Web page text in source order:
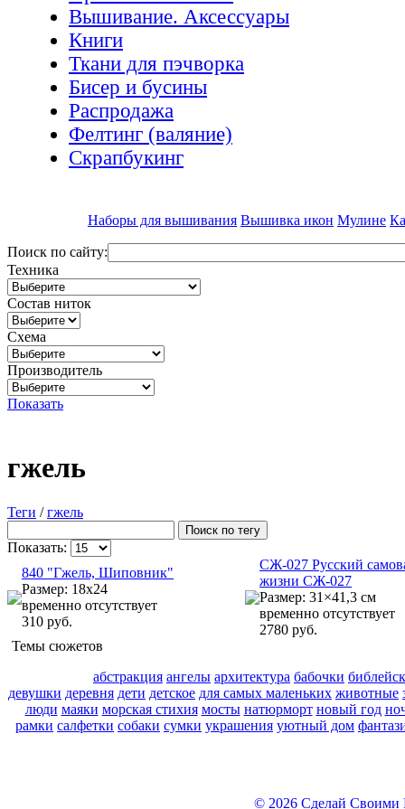
Вышивание. Аксессуары
Книги
Ткани для пэчворка
Бисер и бусины
Распродажа
Фелтинг (валяние)
Скрапбукинг
Наборы для вышивания Вышивка икон Мулине
Поиск по сайту:
Техника
Состав ниток
Схема
Производитель
Показать
гжель
Теги /гжель
Показать:
840 "Гжель, Шиповник"
Размер: 18x24
временно отсутствует
310 руб.
СЖ-027 Русский
жизни СЖ-027
Размер: 31×41,3 см
временно отсутствует
2780 руб.
Темы сюжетов
абстракция ангелы архитектура бабочки
девушки деревня дети детское для самых маленьких животные
люди маяки морская стихия мосты натюрморт новый год
рамки салфетки собаки сумки украшения уютный дом
© 2026 Сделай Своими